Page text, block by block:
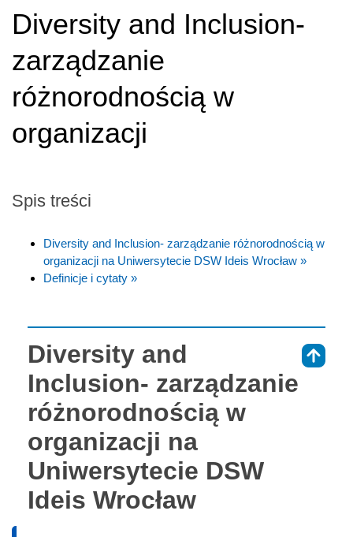
Diversity and Inclusion-
zarządzanie
różnorodnością w
organizacji
Spis treści
Diversity and Inclusion- zarządzanie różnorodnością w
organizacji na Uniwersytecie DSW Ideis Wrocław »
Definicje i cytaty »
Diversity and
Inclusion- zarządzanie
różnorodnością w
organizacji na
Uniwersytecie DSW
Ideis Wrocław